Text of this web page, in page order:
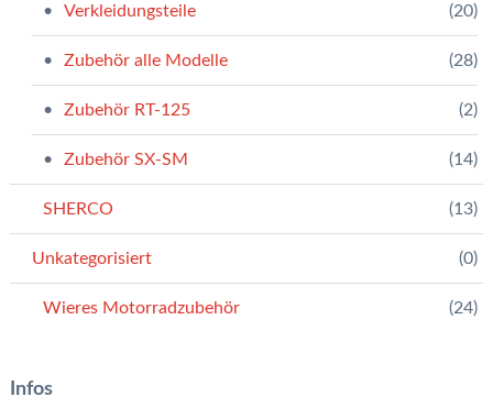
Verkleidungsteile (20)
Zubehör alle Modelle (28)
Zubehör RT-125 (2)
Zubehör SX-SM (14)
SHERCO (13)
Unkategorisiert (0)
Wieres Motorradzubehör (24)
Infos